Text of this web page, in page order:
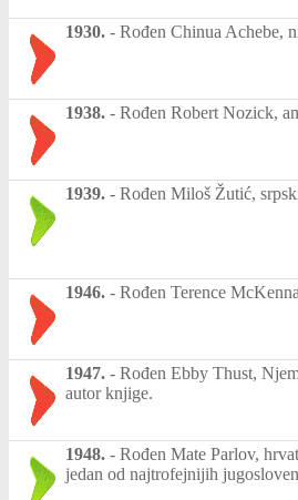
1930. - Rođen Chinua Achebe,
1938. - Rođen Robert Nozick,
1939. - Rođen Miloš Žutić,
1946. - Rođen Terence
1947. - Rođen Ebby Thust,
autor knjige.
1948. - Rođen Mate Parlov,
jedan od najtrofejnijih